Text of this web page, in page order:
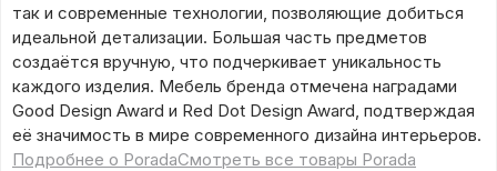
так и современные технологии, позволяющие добиться
идеальной детализации. Большая часть предметов
создаётся вручную, что подчеркивает уникальность
каждого изделия. Мебель бренда отмечена наградами
Good Design Award и Red Dot Design Award, подтверждая
её значимость в мире современного дизайна интерьеров.
Подробнее о PoradaСмотреть все товары Porada